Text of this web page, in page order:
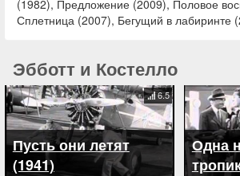
(1982), Предложение (2009), Половое
Сплетница (2007), Бегущий в лабиринте
Эбботт и Костелло
Пусть они летят
(1941)
6.5
Одна